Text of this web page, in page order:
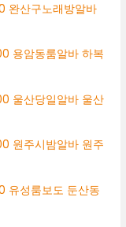
완산구노래방알바
용암동룸알바 하복
울산당일알바 울산
원주시밤알바 원주
유성룸보도 둔산동